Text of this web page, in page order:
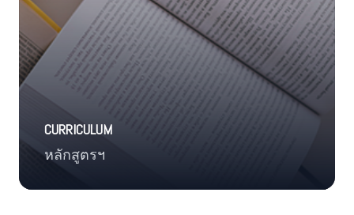
CURRICULUM
หลักสูตรฯ